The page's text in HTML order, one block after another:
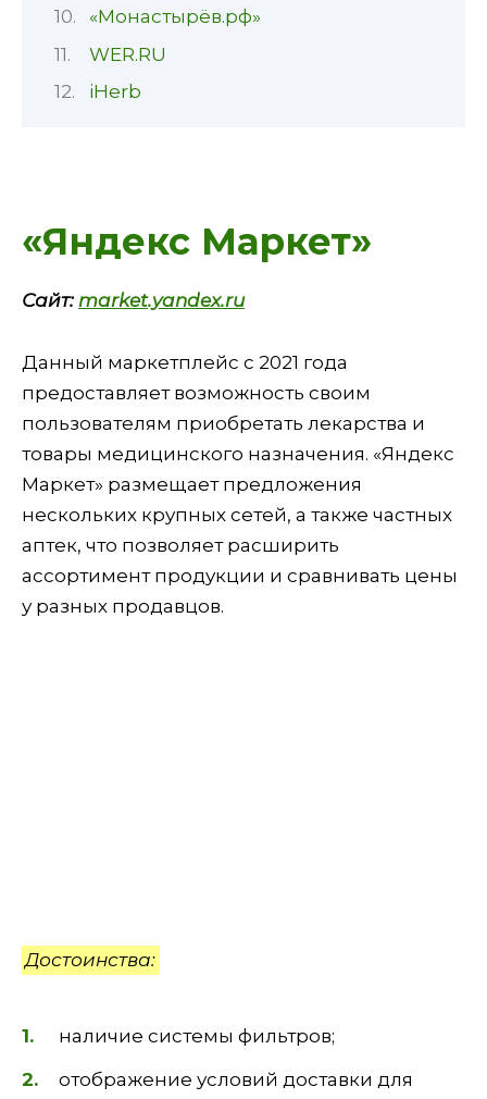
«Монастырёв.рф»
WER.RU
iHerb
«Яндекс Маркет»
Сайт: market.yandex.ru
Данный маркетплейс с 2021 года
предоставляет возможность своим
пользователям приобретать лекарства и
товары медицинского назначения. «Яндекс
Маркет» размещает предложения
нескольких крупных сетей, а также частных
аптек, что позволяет расширить
ассортимент продукции и сравнивать цены
у разных продавцов.
Достоинства:
наличие системы фильтров;
отображение условий доставки для